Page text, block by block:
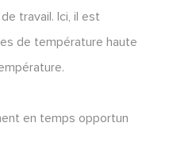
travail. Ici, il est
de température haute
en temps opportun